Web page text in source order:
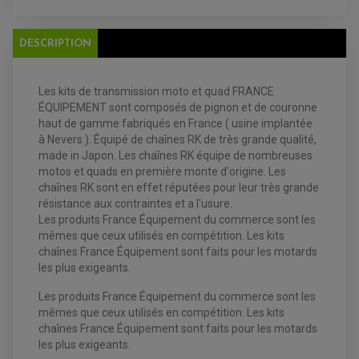
ENTRETIEN MOTO
ANTIPARASITE NGK
BOUGIE NGK
FILTRE A AIR
FILTRE A HUILE
FILTRE ET ACCESSOIRE ESSENCE
OUTILLAGE
PRODUIT D'ENTRETIEN
PLAQUETTE DE FREIN AVANT
PLAQUETTE DE FREIN ARRIERE
DESCRIPTION
Les kits de transmission moto et quad FRANCE
ÉQUIPEMENT sont composés de pignon et de couronne
haut de gamme fabriqués en France ( usine implantée
à Nevers ). Équipé de chaînes RK de très grande qualité,
made in Japon. Les chaînes RK équipe de nombreuses
motos et quads en première monte d'origine. Les
chaînes RK sont en effet réputées pour leur très grande
résistance aux contraintes et a l'usure.
Les produits France Équipement du commerce sont les
mêmes que ceux utilisés en compétition. Les kits
chaînes France Équipement sont faits pour les motards
les plus exigeants.
Les produits France Équipement du commerce sont les
mêmes que ceux utilisés en compétition. Les kits
chaînes France Équipement sont faits pour les motards
les plus exigeants.